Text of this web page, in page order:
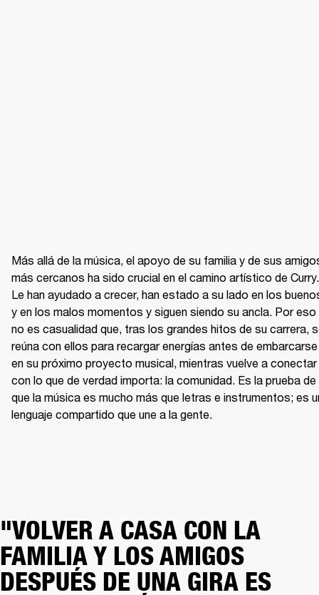
Más allá de la música, el apoyo de su familia y de sus
más cercanos ha sido crucial en el camino artístico de Curry.
Le han ayudado a crecer, han estado a su lado en los
y en los malos momentos y siguen siendo su ancla. Por eso
no es casualidad que, tras los grandes hitos de su carrera,
reúna con ellos para recargar energías antes de embarcarse
en su próximo proyecto musical, mientras vuelve a conectar
con lo que de verdad importa: la comunidad. Es la prueba de
que la música es mucho más que letras e instrumentos; es
lenguaje compartido que une a la gente.
"VOLVER A CASA CON LA
FAMILIA Y LOS AMIGOS
DESPUÉS DE UNA GIRA ES